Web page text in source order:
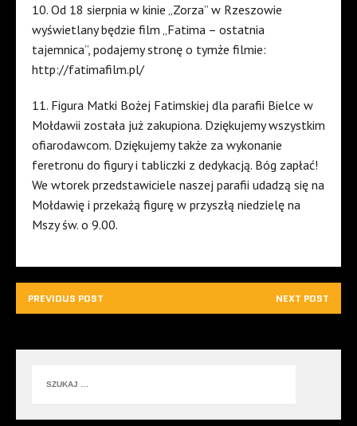
10. Od 18 sierpnia w kinie „Zorza” w Rzeszowie
wyświetlany będzie film „Fatima – ostatnia
tajemnica”, podajemy stronę o tymże filmie:
http://fatimafilm.pl/
11. Figura Matki Bożej Fatimskiej dla parafii Bielce w
Mołdawii została już zakupiona. Dziękujemy wszystkim
ofiarodawcom. Dziękujemy także za wykonanie
feretronu do figury i tabliczki z dedykacją. Bóg zapłać!
We wtorek przedstawiciele naszej parafii udadzą się na
Mołdawię i przekażą figurę w przyszłą niedzielę na
Mszy św. o 9.00.
PREVIOUS POST NEXT POST